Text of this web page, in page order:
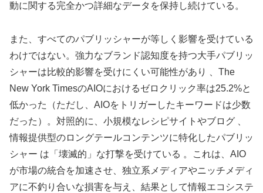
動に関する完全かつ詳細なデータを保持し続けている。
また、すべてのパブリッシャーが等しく影響を受けている
わけではない。強力なブランド認知度を持つ大手パブリッ
シャーは比較的影響を受けにくい可能性があり 、The
New York TimesのAIOにおけるゼロクリック率は25.2%と
低かった（ただし、AIOをトリガーしたキーワードは少数
だった）。対照的に、小規模なレシピサイトやブログ 、
情報提供型のロングテールコンテンツに特化したパブリッ
シャー は「壊滅的」な打撃を受けている 。これは、AIO
が市場の統合を加速させ、独立系メディアやニッチメディ
アに不釣り合いな損害を与え、結果として情報エコシステ